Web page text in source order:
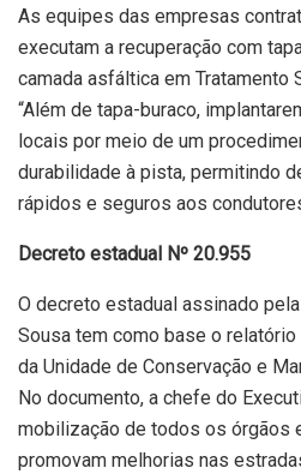
As equipes das empresas
executam a recuperação com
camada asfáltica em Tratamento
“Além de tapa-buraco,
locais por meio de um
durabilidade à pista, permitindo
rápidos e seguros aos
Decreto estadual Nº 20.955
O decreto estadual assinado
Sousa tem como base o
da Unidade de Conservação e
No documento, a chefe do
mobilização de todos os órgãos
promovam melhorias nas